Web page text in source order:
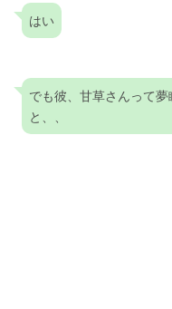
はい
でも彼、甘草さんって
と、、